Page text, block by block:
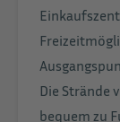
Die Strände
bequem zu